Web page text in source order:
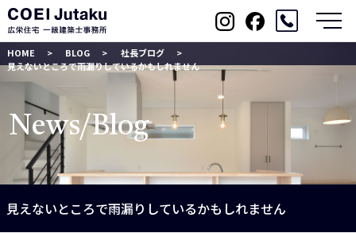
News/Blog
HOME BLOG
社長ブログ
見えないところで雨漏りしているかもしれません
見えないところで雨漏りしているかもしれません